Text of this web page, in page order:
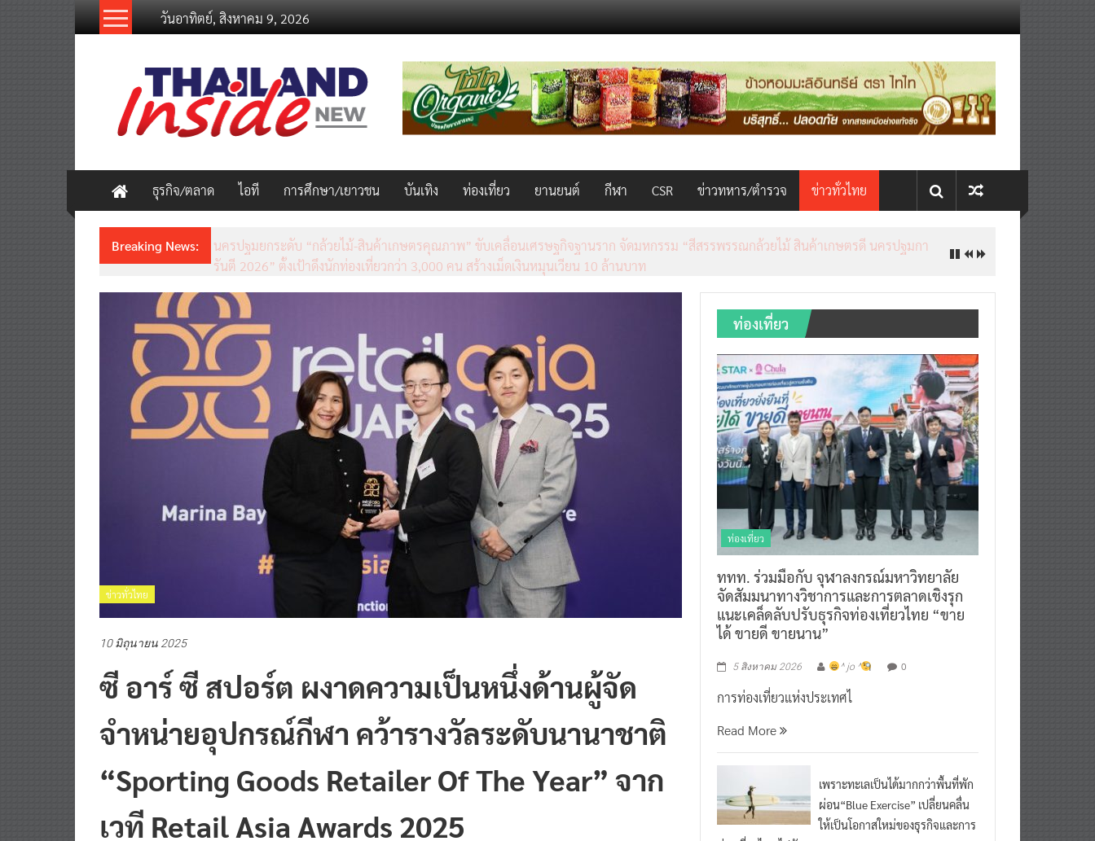
วันอาทิตย์, สิงหาคม 9, 2026
thailandinsidenew.com
Thailand
Inside
New
ธุรกิจ/ตลาด ไอที การศึกษา/เยาวชน บันเทิง ท่องเที่ยว ยานยนต์ กีฬา CSR ข่าวทหาร/ตำรวจ ข่าวทั่วไทย
Breaking News: ชวนรู้จักซิม my by NT เน็ตเร็ว แรง คุ้มค่าทั่วไทยพร้อมโอกาสสร้างรายได้เสริมผ่าน Lazada Affiliate
ซี อาร์ ซี สปอร์ต ผงาดความเป็นหนึ่งด้านผู้จัด
จำหน่ายอุปกรณ์กีฬา คว้ารางวัลระดับนานาชาติ
“Sporting Goods Retailer Of The Year” จาก
เวที Retail Asia Awards 2025
ท่องเที่ยว
ท่องเที่ยว
ททท. ร่วมมือกับ จุฬาลงกรณ์มหาวิทยาลัย
จัดสัมมนาทางวิชาการและการตลาดเชิงรุก
แนะเคล็ดลับปรับธุรกิจท่องเที่ยวไทย “ขาย
ได้ ขายดี ขายนาน”
การท่องเที่ยวแห่งประเทศไ
ผ่อน“Blue Exercise” เปลี่ยนคลื่น
ให้เป็นโอกาสใหม่ของธุรกิจและการ
ท่องเที่ยวไทย ไปกับ Surf Therapy – From Wave to